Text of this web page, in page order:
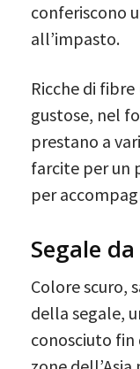
conferiscono
all’impasto.
Ricche di fibre
gustose, nel
prestano a
farcite per un
per
Segale
Colore scuro,
della segale,
conosciuto fin